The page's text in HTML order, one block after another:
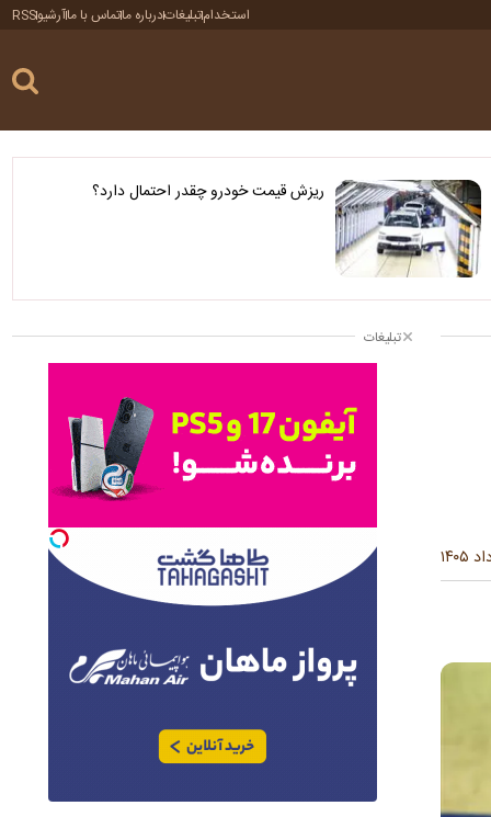
استخدامتبلیغاتدرباره ماتماس با ماآرشیوRSS
ریزش قیمت خودرو چقدر احتمال دارد؟
تبلیغات